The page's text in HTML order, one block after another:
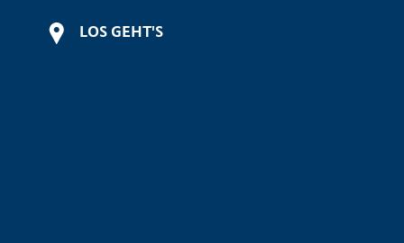
LOS GEHT'S